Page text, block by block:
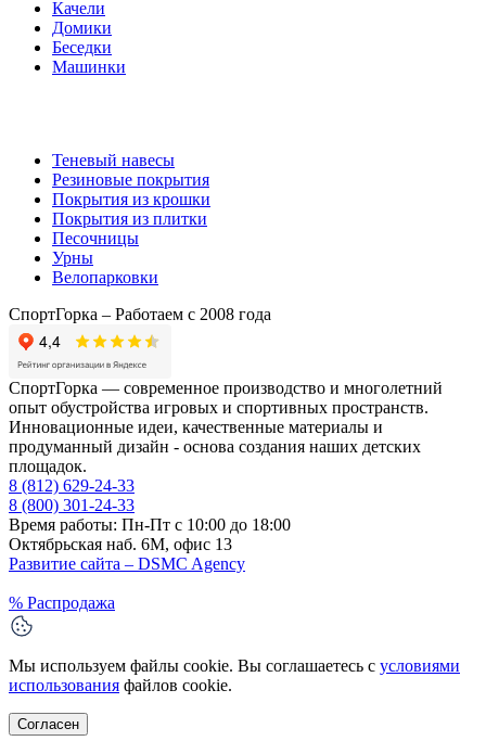
Качели
Домики
Беседки
Машинки
Теневый навесы
Резиновые покрытия
Покрытия из крошки
Покрытия из плитки
Песочницы
Урны
Велопарковки
СпортГорка – Работаем с 2008 года
СпортГорка — современное производство и многолетний
опыт обустройства игровых и спортивных пространств.
Инновационные идеи, качественные материалы и
продуманный дизайн - основа создания наших детских
площадок.
8 (812) 629-24-33
8 (800) 301-24-33
Время работы: Пн-Пт с 10:00 до 18:00
Октябрьская наб. 6М, офис 13
Развитие сайта – DSMC Agency
% Распродажа
Мы используем файлы cookie. Вы соглашаетесь с условиями
использования файлов cookie.
Согласен